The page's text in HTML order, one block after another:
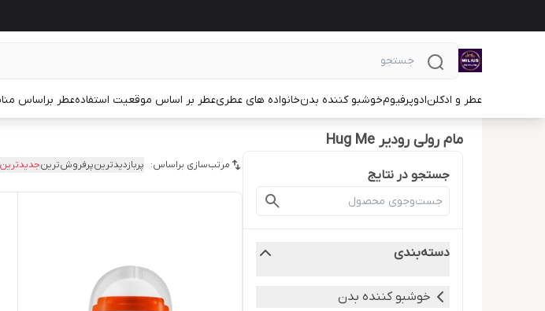
عطر و ادکلنادوپرفیومخوشبو کننده بدنخانواده های عطریعطر بر اساس موقعیت استفادهعطر براساس
مام رولی رودیر Hug Me
جستجو در نتایج
دسته‌بندی
خوشبو کننده بدن
مرتب‌سازی براساس: پربازدیدترینپرفروش‌ترینجدیدترین